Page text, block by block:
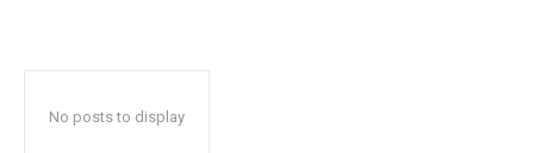
No posts to display